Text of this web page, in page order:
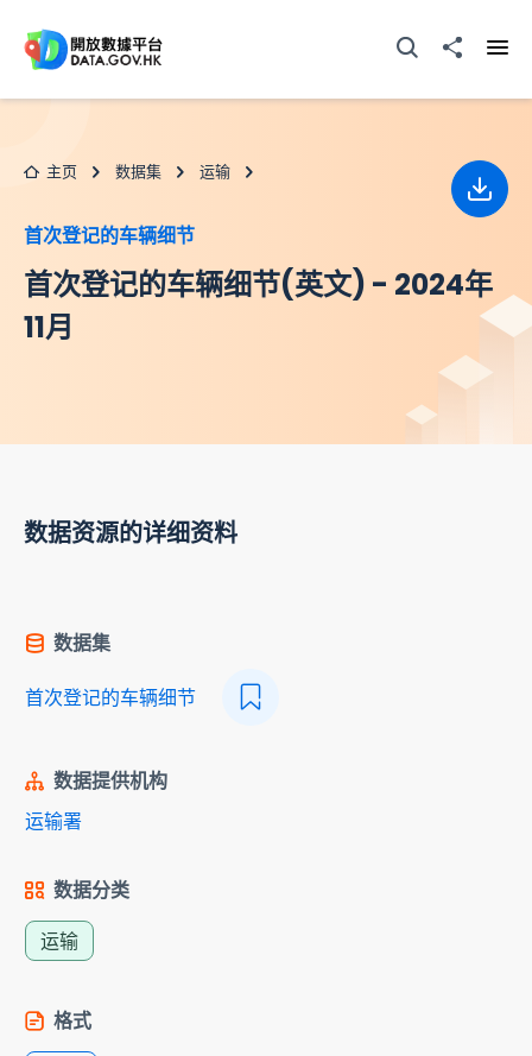
打开搜寻器分享至
主页 数据集 运输
首次登记的车辆细节
首次登记的车辆细节(英文) - 2024年
11月
下载
数据资源的详细资料
数据集
首次登记的车辆细节
数据提供机构
运输署
数据分类
运输
格式